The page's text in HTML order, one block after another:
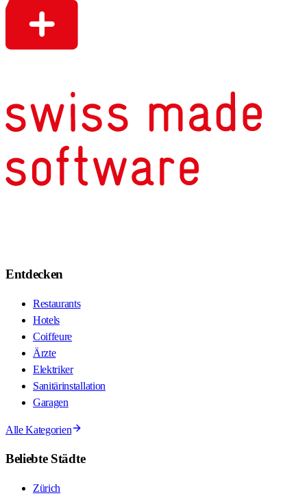
Entdecken
Restaurants
Hotels
Coiffeure
Ärzte
Elektriker
Sanitärinstallation
Garagen
Alle Kategorien
Beliebte Städte
Zürich